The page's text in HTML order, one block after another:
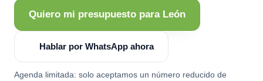
Quiero mi presupuesto para León
Hablar por WhatsApp ahora
Agenda limitada: solo aceptamos un número reducido de